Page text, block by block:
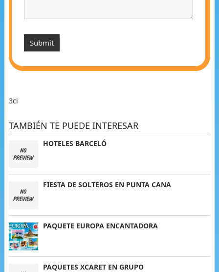
3ci
TAMBIÉN TE PUEDE INTERESAR
HOTELES BARCELÓ
FIESTA DE SOLTEROS EN PUNTA CANA
PAQUETE EUROPA ENCANTADORA
PAQUETES XCARET EN GRUPO